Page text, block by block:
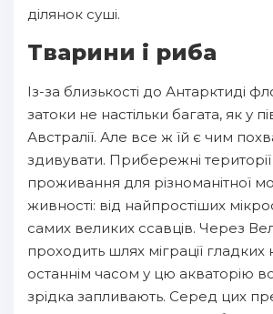
ділянок суші.
Тварини і риба
Із-за близькості до Антарктиді
затоки не настільки багата, як у
Австралії. Але все ж їй є чим
здивувати. Прибережні
проживання для різноманітної
живності: від найпростіших
самих великих ссавців. Через
проходить шлях міграції гладких
останнім часом у цю акваторію
зрідка запливають. Серед цих